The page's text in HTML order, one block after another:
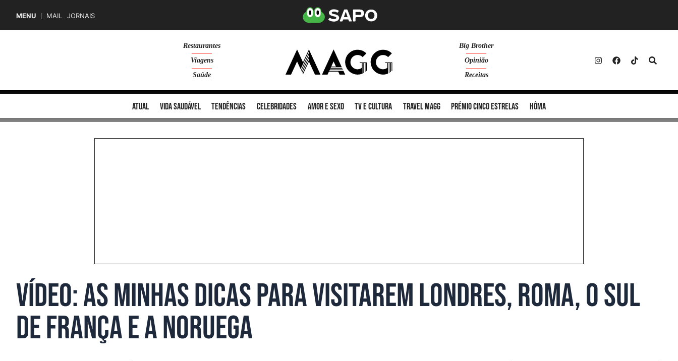
MENU MAIL JORNAIS
Restaurantes
Viagens
Saúde
Big Brother
Opinião
Receitas
atual vida saudável tendências celebridades amor e sexo TV e cultura Travel MAGG Prémio Cinco Estrelas Hôma
Vídeo: As minhas dicas para visitarem Londres, Roma, o sul
de França e a Noruega